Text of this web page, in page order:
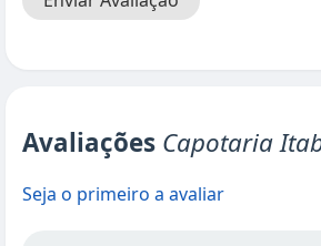
Avaliações Capotaria
Seja o primeiro a avaliar